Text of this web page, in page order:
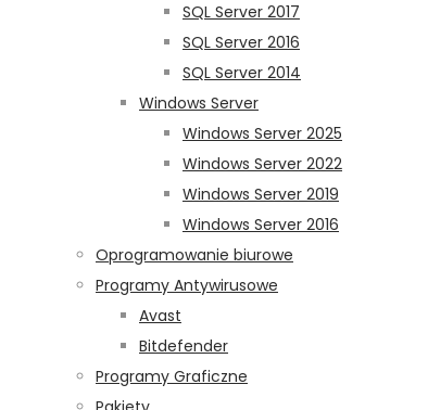
SQL Server 2017
SQL Server 2016
SQL Server 2014
Windows Server
Windows Server 2025
Windows Server 2022
Windows Server 2019
Windows Server 2016
Oprogramowanie biurowe
Programy Antywirusowe
Avast
Bitdefender
Programy Graficzne